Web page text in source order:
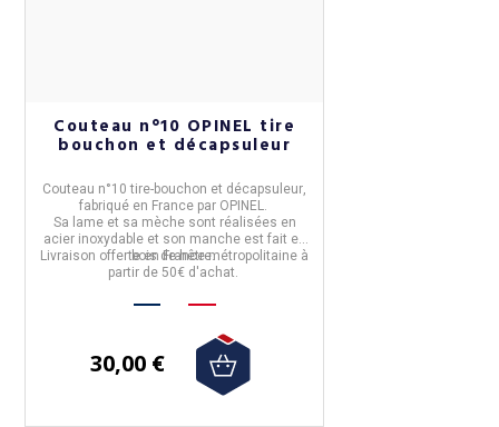
Couteau n°10 OPINEL tire
bouchon et décapsuleur
Couteau n°10 tire-bouchon et décapsuleur,
fabriqué en Francepar OPINEL.
Sa lame et sa mèchesont réalisées en
acier inoxydableet son mancheest fait en
bois de hêtre.
Livraison offerte en France métropolitaine à
partir de 50€ d'achat.
30,00 €